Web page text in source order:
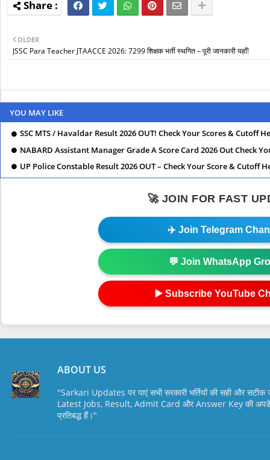
OLDER
JSSC Para Teacher JTAACCE 2026: 7299 शिक्षक भर्ती स्थगित – पूरी जानकारी यहाँ!
YOU MAY LIKE
SSC MTS / Havaldar Result 2026 OUT! Check Your Scores & Cutoff
NABARD Assistant Manager Grade A Score Card 2026 Out Check
UP Police Constable Result 2026 OUT – Check Your Score & Cutoff
🚀 JOIN FOR FAST
✈️ Join Telegram
💬 Join WhatsApp
▶️ Subscribe YouTube
ABOUT US
"Sarkari Updates पर पाएं सभी सरकारी भर्तियों की सही और सटीक
Latest Jobs, Result, Admit Card और Answer Key की
प्रतिबद्ध हैं।"